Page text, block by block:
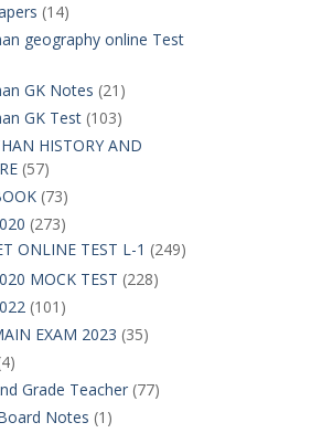
(14)
geography online Test
GK Notes (21)
GK Test(103)
HISTORY AND
(57)
(73)
(273)
ONLINE TEST L-1 (249)
MOCK TEST (228)
(101)
EXAM 2023 (35)
Grade Teacher(77)
Notes (1)